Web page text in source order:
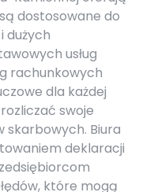
dostosowane do
dużych
usług
rachunkowych
dla każdej
swoje
skarbowych. Biura
deklaracji
które mogą